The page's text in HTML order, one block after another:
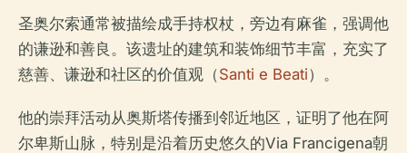
圣奥尔索通常被描绘成手持权杖，旁边有麻雀，强调他
的谦逊和善良。该遗址的建筑和装饰细节丰富，充实了
慈善、谦逊和社区的价值观（Santi e Beati）。
他的崇拜活动从奥斯塔传播到邻近地区，证明了他在阿
尔卑斯山脉，特别是沿着历史悠久的Via Francigena朝